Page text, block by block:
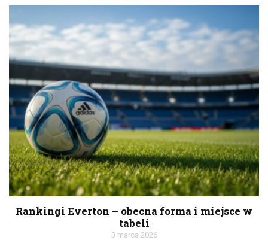
Rankingi Everton – obecna forma i miejsce w
tabeli
3 marca 2026